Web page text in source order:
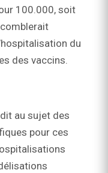
100.000, soit
du
des vaccins.
au sujet des
pour ces